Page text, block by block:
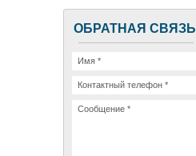
ОБРАТНАЯ СВЯЗЬ